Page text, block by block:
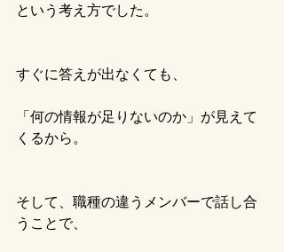
という考え方でした。
すぐに答えが出なくても、
「何の情報が足りないのか」が見えて
くるから。
そして、職種の違うメンバーで話し合
うことで、